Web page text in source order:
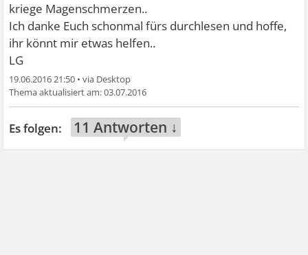
kriege Magenschmerzen..
Ich danke Euch schonmal fürs durchlesen und hoffe,
ihr könnt mir etwas helfen..
LG
19.06.2016 21:50 •
03.07.2016
11 Antworten ↓